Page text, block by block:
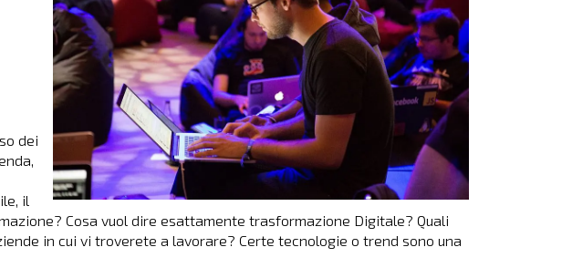
dei
il
Cosa vuol dire esattamente trasformazione Digitale? Quali
in cui vi troverete a lavorare? Certe tecnologie o trend sono una